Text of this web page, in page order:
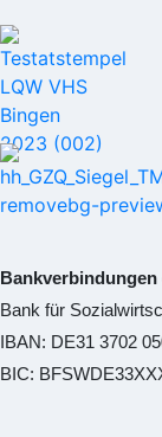
Bank für
IBAN: DE31 3702
BIC: